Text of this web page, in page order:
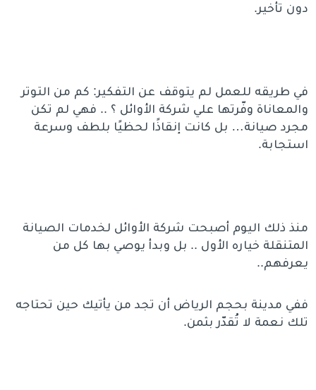
دون تأخير.
في طريقه للعمل لم يتوقف عن التفكير: كم من التوتر
والمعاناة وفّرتها علي شركة الأوائل ؟ .. فهي لم تكن
مجرد صيانة… بل كانت إنقاذًا لحظيًا بلطف وسرعة
استجابة.
منذ ذلك اليوم أصبحت شركة الأوائل لخدمات الصيانة
المتنقلة خياره الأول .. بل وبدأ يوصي بها كل من
يعرفهم..
ففي مدينة بحجم الرياض أن تجد من يأتيك حين تحتاجه
تلك نعمة لا تُقدّر بثمن.